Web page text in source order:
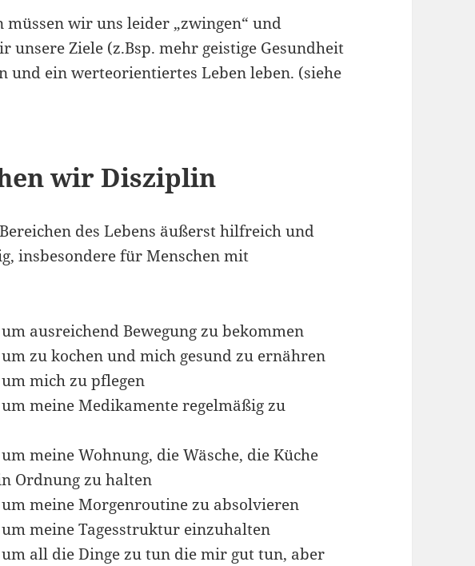
müssen wir uns leider „zwingen“ und
Ziele (z.Bsp. mehr geistige Gesundheit
und ein werteorientiertes Leben leben. (siehe
wir Disziplin
des Lebens äußerst hilfreich und
insbesondere für Menschen mit
ausreichend Bewegung zu bekommen
zu kochen und mich gesund zu ernähren
mich zu pflegen
meine Medikamente regelmäßig zu
meine Wohnung, die Wäsche, die Küche
Ordnung zu halten
meine Morgenroutine zu absolvieren
meine Tagesstruktur einzuhalten
all die Dinge zu tun die mir gut tun, aber